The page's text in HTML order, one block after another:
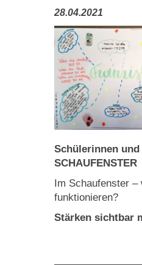
28.04.2021
Schülerinnen
SCHAUFENSTER
Im Schaufenster
funktionieren?
Stärken sichtbar